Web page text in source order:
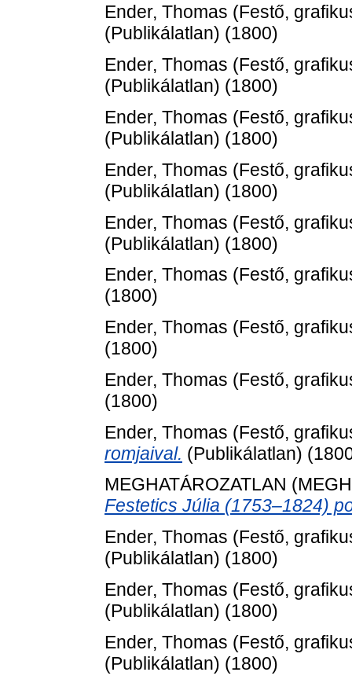
Ender, Thomas (Festő,
(Publikálatlan) (1800)
Ender, Thomas (Festő,
(Publikálatlan) (1800)
Ender, Thomas (Festő,
(Publikálatlan) (1800)
Ender, Thomas (Festő,
(Publikálatlan) (1800)
Ender, Thomas (Festő,
(Publikálatlan) (1800)
Ender, Thomas (Festő,
(1800)
Ender, Thomas (Festő,
(1800)
Ender, Thomas (Festő,
(1800)
Ender, Thomas (Festő,
romjaival. (Publikálatlan)
MEGHATÁROZATLAN
Festetics Júlia (1753–1824)
Ender, Thomas (Festő,
(Publikálatlan) (1800)
Ender, Thomas (Festő,
(Publikálatlan) (1800)
Ender, Thomas (Festő,
(Publikálatlan) (1800)